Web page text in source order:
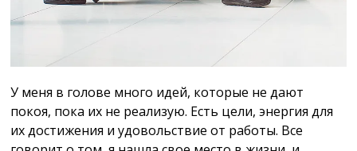
У меня в голове много идей, которые не дают
покоя, пока их не реализую. Есть цели, энергия для
их достижения и удовольствие от работы. Все